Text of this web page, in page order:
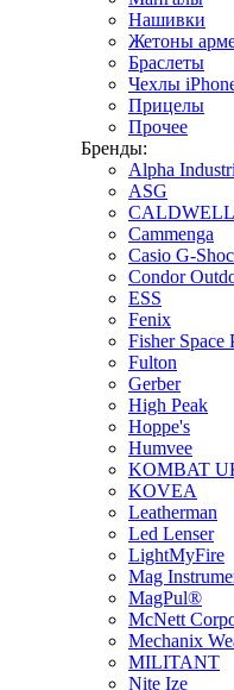
Нашивки
Жетоны
Браслеты
Чехлы
Прицелы
Прочее
Бренды:
Alpha
ASG
CALDWELL
Cammenga
Casio G-
Condor
ESS
Fenix
Fisher Space
Fulton
Gerber
High Peak
Hoppe's
Humvee
KOMBAT
KOVEA
Leatherman
Led Lenser
LightMyFire
Mag
MagPul®
McNett
Mechanix
MILITANT
Nite Ize